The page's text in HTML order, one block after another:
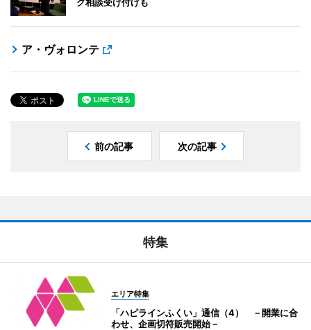
ア・ヴォロンテ
前の記事 次の記事
特集
エリア特集
「ハピラインふくい」通信（4） －開業に合
わせ、企画切符販売開始－